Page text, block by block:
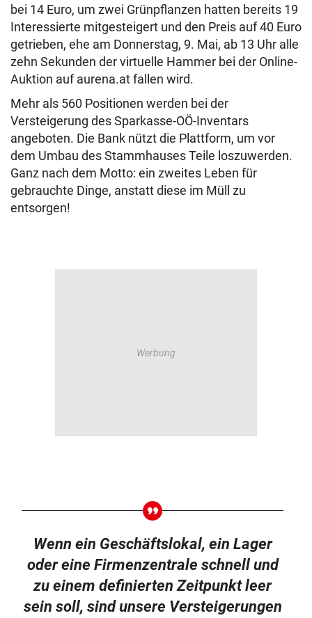
bei 14 Euro, um zwei Grünpflanzen hatten bereits 19
Interessierte mitgesteigert und den Preis auf 40 Euro
getrieben, ehe am Donnerstag, 9. Mai, ab 13 Uhr alle
zehn Sekunden der virtuelle Hammer bei der Online-
Auktion auf aurena.at fallen wird.
Mehr als 560 Positionen werden bei der
Versteigerung des Sparkasse-OÖ-Inventars
angeboten. Die Bank nützt die Plattform, um vor
dem Umbau des Stammhauses Teile loszuwerden.
Ganz nach dem Motto: ein zweites Leben für
gebrauchte Dinge, anstatt diese im Müll zu
entsorgen!
Wenn ein Geschäftslokal, ein Lager
oder eine Firmenzentrale schnell und
zu einem definierten Zeitpunkt leer
sein soll, sind unsere Versteigerungen